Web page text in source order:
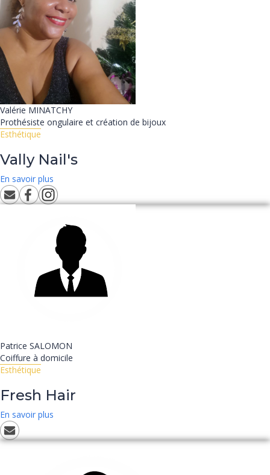
Valérie MINATCHY
Prothésiste ongulaire et création de bijoux
Esthétique
Vally Nail's
En savoir plus
Patrice SALOMON
Coiffure à domicile
Esthétique
Fresh Hair
En savoir plus